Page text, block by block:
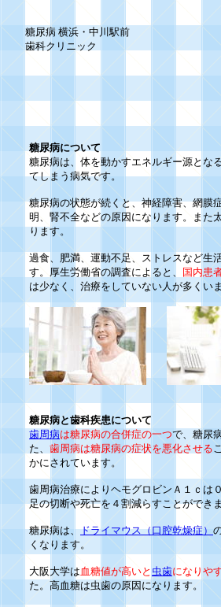
糖尿病 横浜・中川駅前
歯科クリニック
糖尿病について
糖尿病は、体を動かすエネルギー源とな
てしまう病気です。
糖尿病の状態が続くと、神経障害、網膜
明、腎不全などの原因になります。また
ります。
過食、肥満、運動不足、ストレスなど生
す。厚生労働省の調査によると、
国内患
は少なく、治療をしていない人が多くいま
糖尿病と歯科疾患について
歯周病は糖尿病の合併症の一つで、糖尿
た、 歯周病は糖尿病の症状を悪化させる
かにされています。
歯周病治療によりヘモグロビンＡ１ｃは
足の切断や死亡を４割減らすことができ
糖尿病は、ドライマウス（口腔乾燥症）
くなります。
大阪大学は血糖値が高いと 虫歯になりや
た。高血糖は虫歯の原因になります。